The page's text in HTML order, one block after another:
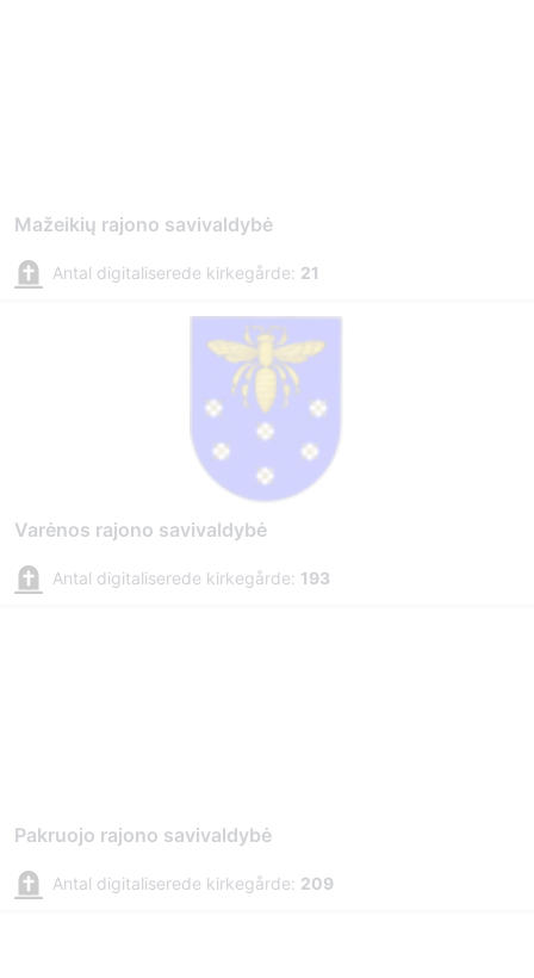
Mažeikių rajono savivaldybė
Antal digitaliserede kirkegårde: 21
Varėnos rajono savivaldybė
Antal digitaliserede kirkegårde: 193
Pakruojo rajono savivaldybė
Antal digitaliserede kirkegårde: 209